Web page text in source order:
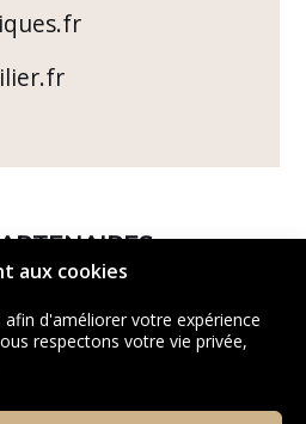
aux cookies
d'améliorer votre expérience
respectons votre vie privée,